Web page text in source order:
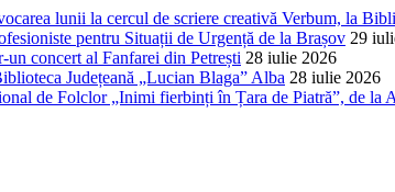
lunii la cercul de scriere creativă Verbum, la
pentru Situații de Urgență de la Brașov 29
concert al Fanfarei din Petrești 28 iulie 2026
Județeană „Lucian Blaga” Alba 28 iulie 2026
de Folclor „Inimi fierbinți în Țara de Piatră”, de la